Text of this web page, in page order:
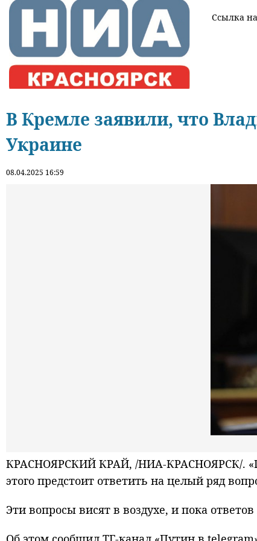
Ссылка
В Кремле заявили, что
Украине
08.04.2025 16:59
КРАСНОЯРСКИЙ КРАЙ, /НИА-КРАСНОЯРСК/.
этого предстоит ответить на целый ряд
Эти вопросы висят в воздухе, и пока